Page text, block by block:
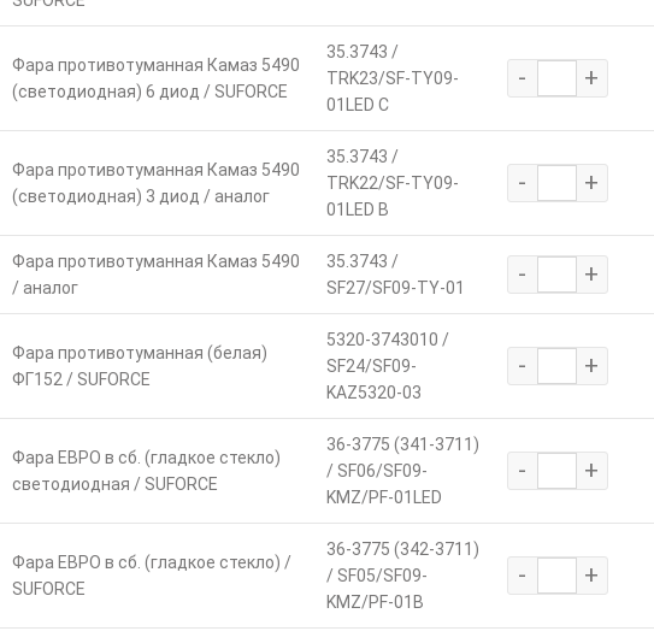
Фара противотуманная Камаз 5490
(светодиодная) 6 диод / SUFORCE
35.3743 /
TRK23/SF-TY09-
01LED С
- +
Фара противотуманная Камаз 5490
(светодиодная) 3 диод / аналог
35.3743 /
TRK22/SF-TY09-
01LED B
- +
Фара противотуманная Камаз 5490
/ аналог
35.3743 /
SF27/SF09-TY-01
- +
Фара противотуманная (белая)
ФГ152 / SUFORCE
5320-3743010 /
SF24/SF09-
KAZ5320-03
- +
Фара ЕВРО в сб. (гладкое стекло)
светодиодная / SUFORCE
36-3775 (341-3711)
/ SF06/SF09-
KMZ/PF-01LED
- +
Фара ЕВРО в сб. (гладкое стекло) /
SUFORCE
36-3775 (342-3711)
/ SF05/SF09-
KMZ/PF-01B
- +